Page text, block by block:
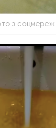
з соцмереж